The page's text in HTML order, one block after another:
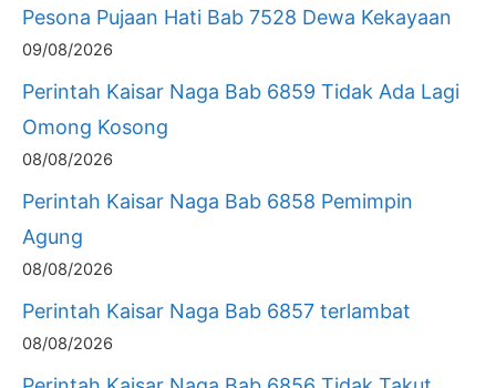
Pesona Pujaan Hati Bab 7528 Dewa Kekayaan
09/08/2026
Perintah Kaisar Naga Bab 6859 Tidak Ada Lagi
Omong Kosong
08/08/2026
Perintah Kaisar Naga Bab 6858 Pemimpin
Agung
08/08/2026
Perintah Kaisar Naga Bab 6857 terlambat
08/08/2026